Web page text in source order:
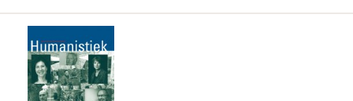
Adri Smaling
Judith Smits
Niels Springveld